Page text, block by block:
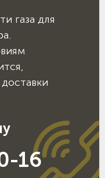
газа для
16